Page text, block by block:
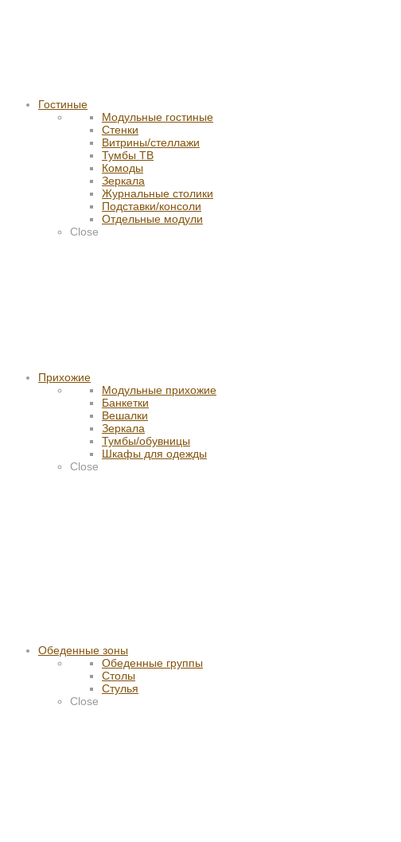
Гостиные
Модульные гостиные
Стенки
Витрины/стеллажи
Тумбы ТВ
Комоды
Зеркала
Журнальные столики
Подставки/консоли
Отдельные модули
Close
Прихожие
Модульные прихожие
Банкетки
Вешалки
Зеркала
Тумбы/обувницы
Шкафы для одежды
Close
Обеденные зоны
Обеденные группы
Столы
Стулья
Close